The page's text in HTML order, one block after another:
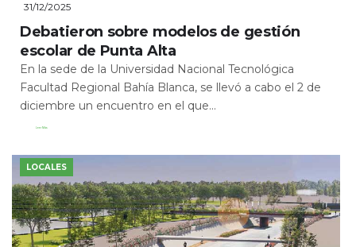
31/12/2025
Debatieron sobre modelos de gestión
escolar de Punta Alta
En la sede de la Universidad Nacional Tecnológica
Facultad Regional Bahía Blanca, se llevó a cabo el 2 de
diciembre un encuentro en el que...
Leer Más
LOCALES